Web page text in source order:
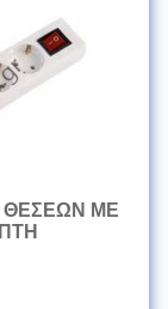
ΘΕΣΕΩΝ ΜΕ